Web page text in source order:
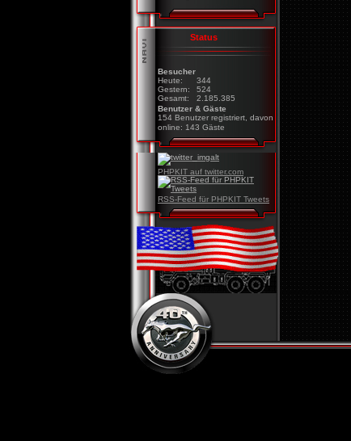
Status
Besucher
Heute:
344
Gestern:
524
Gesamt:
2.185.385
Benutzer & Gäste
154 Benutzer registriert, davon
online: 143 Gäste
PHPKIT auf twitter.com
RSS-Feed für PHPKIT Tweets